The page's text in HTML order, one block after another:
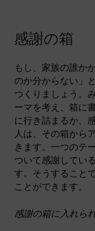
感謝の箱
もし、家族の誰か
のか分からない」
つくりましょう。
ーマを考え、箱に
に行き詰まるか、
人は、その箱から
きます。一つのテ
ついて感謝してい
す。そうすること
ことができます。
感謝の箱に入れら